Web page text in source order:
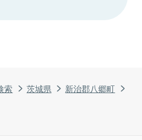
索 茨城県
新治郡八郷町